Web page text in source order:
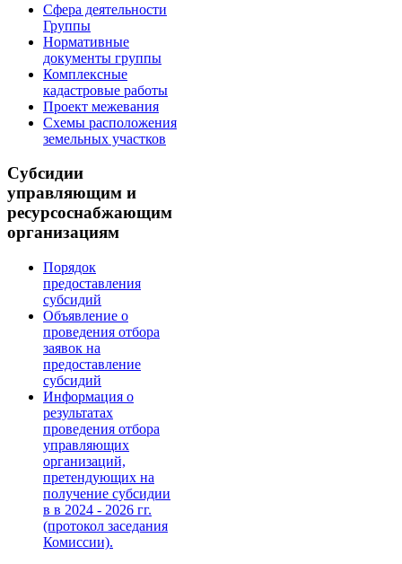
Сфера деятельности
Группы
Нормативные
документы группы
Комплексные
кадастровые работы
Проект межевания
Схемы расположения
земельных участков
Субсидии
управляющим и
ресурсоснабжающим
организациям
Порядок
предоставления
субсидий
Объявление о
проведения отбора
заявок на
предоставление
субсидий
Информация о
результатах
проведения отбора
управляющих
организаций,
претендующих на
получение субсидии
в в 2024 - 2026 гг.
(протокол заседания
Комиссии).